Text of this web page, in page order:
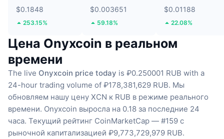
$0.1848
253.15%
$0.003651
59.18%
$0.01188
22.08%
Цена Onyxcoin в реальном
времени
The live Onyxcoin price today is ₽0.250001 RUB with a
24-hour trading volume of ₽178,381,629 RUB. Мы
обновляем нашу цену XCN к RUB в режиме реального
времени. Onyxcoin выросла на 0.18 за последние 24
часа. Текущий рейтинг CoinMarketCap — #159 с
рыночной капитализацией ₽9,773,729,979 RUB.